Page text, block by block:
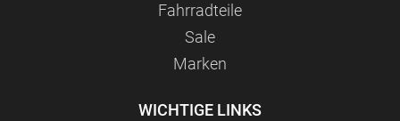
Fahrradteile
Sale
Marken
WICHTIGE LINKS